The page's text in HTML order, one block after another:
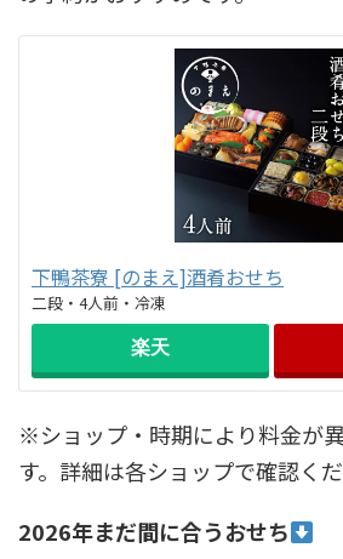
下鴨茶寮 [のまえ]酒肴おせち
二段・4人前・冷凍
楽天
※ショップ・時期により料金が
す。詳細は各ショップで確認くだ
2026年まだ間に合うおせち